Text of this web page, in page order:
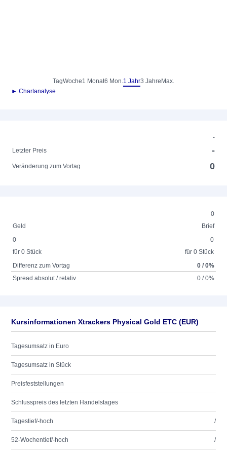
TagWoche1 Monat6 Mon.1 Jahr3 Jahre Max.
► Chartanalyse
-
Letzter Preis
-
Veränderung zum Vortag 0
0
Geld
Brief
0
für 0 Stück
0
für 0 Stück
Differenz zum Vortag
0 / 0%
Spread absolut / relativ
0 / 0%
Kursinformationen Xtrackers Physical Gold ETC (EUR)
Tagesumsatz in Euro
Tagesumsatz in Stück
Preisfeststellungen
Schlusspreis des letzten Handelstages
Tagestief/-hoch /
52-Wochentief/-hoch /